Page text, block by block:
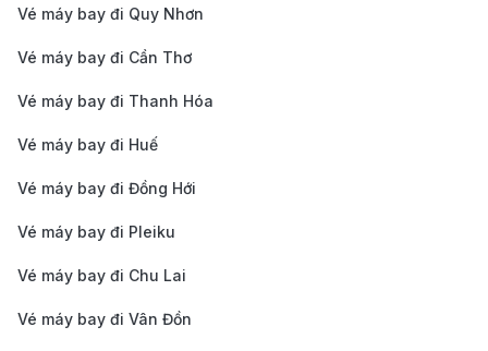
triều đại Minh, Minh Hiếu Lăng nằm trong khu
rừng xanh mát tại núi Tử Kim. Đây là một trong
những di tích lịch sử quan trọng nhất của Nam
giới.
Đền thờ Tôn Trung Sơn
hay còn gọi làTrung Sơn Lăng
nhà lãnh đạo cách mạng Tôn Trung Sơn, người
Đền nằm trên núi Tử Kim, và từ đây, bạn có thể
Vé máy bay đi Quy Nhơn
Vé máy bay đi Cần Thơ
Vé máy bay đi Thanh Hóa
Vé máy bay đi Huế
Vé máy bay đi Đồng Hới
Vé máy bay đi Pleiku
Vé máy bay đi Chu Lai
Vé máy bay đi Vân Đồn